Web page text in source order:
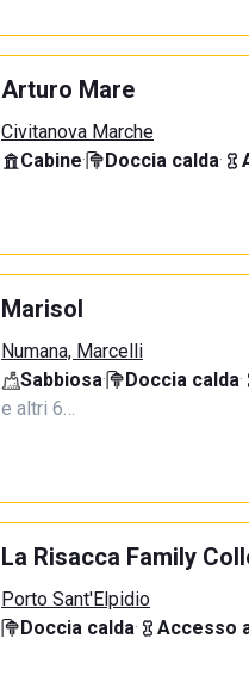
Arturo Mare
Civitanova Marche
Cabine· Doccia calda·
Marisol
Numana, Marcelli
Sabbiosa· Doccia calda·
e altri 6…
La Risacca Family
Porto Sant'Elpidio
Doccia calda· Accesso